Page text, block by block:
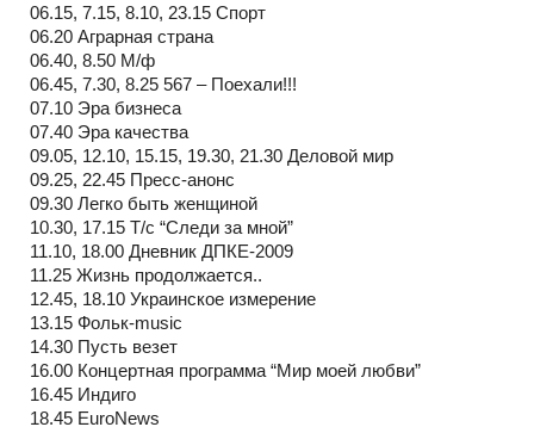
06.15, 7.15, 8.10, 23.15 Спорт
06.20 Аграрная страна
06.40, 8.50 М/ф
06.45, 7.30, 8.25 567 – Поехали!!!
07.10 Эра бизнеса
07.40 Эра качества
09.05, 12.10, 15.15, 19.30, 21.30 Деловой мир
09.25, 22.45 Пресс-анонс
09.30 Легко быть женщиной
10.30, 17.15 Т/с “Следи за мной”
11.10, 18.00 Дневник ДПКЕ-2009
11.25 Жизнь продолжается..
12.45, 18.10 Украинское измерение
13.15 Фольк-music
14.30 Пусть везет
16.00 Концертная программа “Мир моей любви”
16.45 Индиго
18.45 EuroNews